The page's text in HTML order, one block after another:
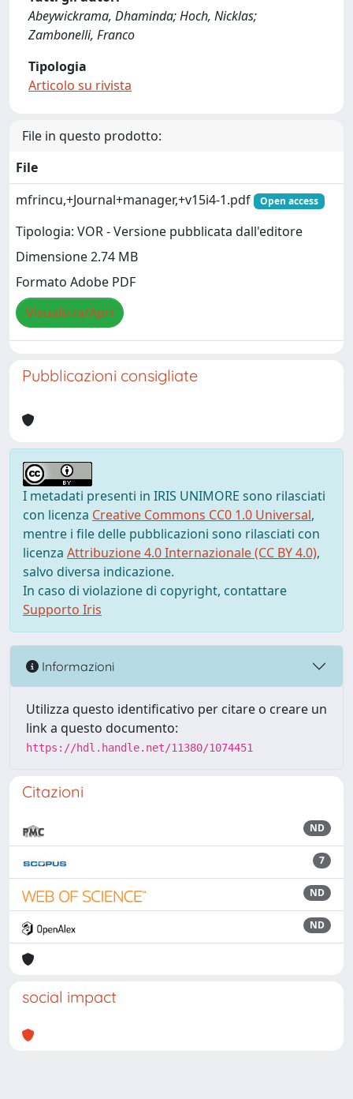
Abeywickrama, Dhaminda; Hoch, Nicklas;
Zambonelli, Franco
Tipologia
Articolo su rivista
File in questo prodotto:
File
mfrincu,+Journal+manager,+v15i4-1.pdf
Open access
Tipologia: VOR - Versione pubblicata dall'editore
Dimensione 2.74 MB
Formato Adobe PDF
Visualizza/Apri
Pubblicazioni consigliate
I metadati presenti in IRIS UNIMORE sono rilasciati
con licenza Creative Commons CC0 1.0 Universal,
mentre i file delle pubblicazioni sono rilasciati con
licenza Attribuzione 4.0 Internazionale (CC BY 4.0),
salvo diversa indicazione.
In caso di violazione di copyright, contattare
Supporto Iris
Informazioni
Utilizza questo identificativo per citare o creare un
link a questo documento:
https://hdl.handle.net/11380/1074451
Citazioni
ND
7
ND
ND
social impact